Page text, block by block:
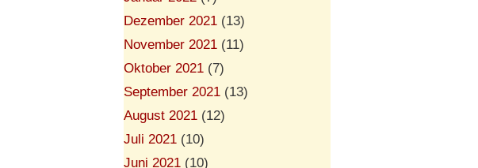
Dezember 2021 (13)
November 2021 (11)
Oktober 2021 (7)
September 2021 (13)
August 2021 (12)
Juli 2021 (10)
Juni 2021 (10)